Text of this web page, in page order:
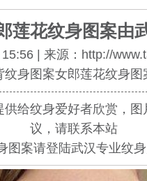
莲花纹身图案由
| 来源：http://
纹身图案女郎莲花纹身图
供给纹身爱好者欣赏，
议，请联系本站
图案请登陆武汉专业纹